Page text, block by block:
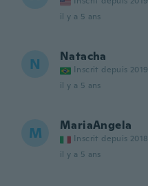
il y a 5 ans
N Natacha
Inscrit depuis 2019
il y a 5 ans
M MariaAngela
Inscrit depuis 2018
il y a 5 ans